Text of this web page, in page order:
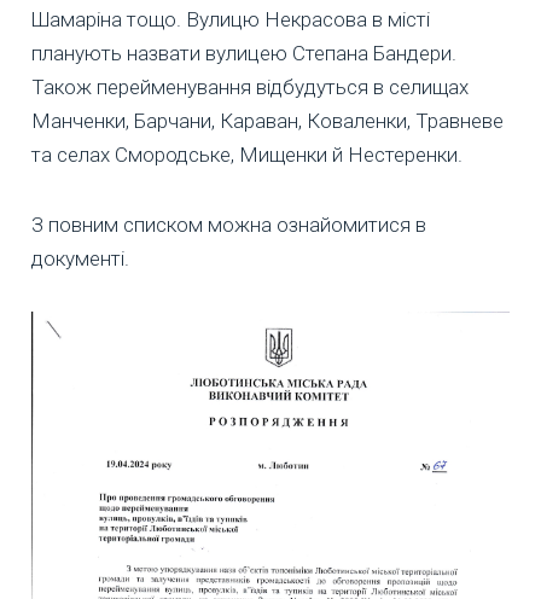
Шамаріна тощо. Вулицю Некрасова в місті
планують назвати вулицею Степана Бандери.
Також перейменування відбудуться в селищах
Манченки, Барчани, Караван, Коваленки, Травневе
та селах Смородське, Мищенки й Нестеренки.
З повним списком можна ознайомитися в
документі.